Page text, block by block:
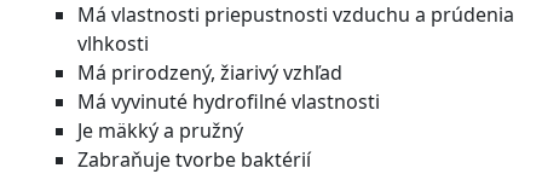
Má vlastnosti priepustnosti vzduchu a prúdenia
vlhkosti
Má prirodzený, žiarivý vzhľad
Má vyvinuté hydrofilné vlastnosti
Je mäkký a pružný
Zabraňuje tvorbe baktérií